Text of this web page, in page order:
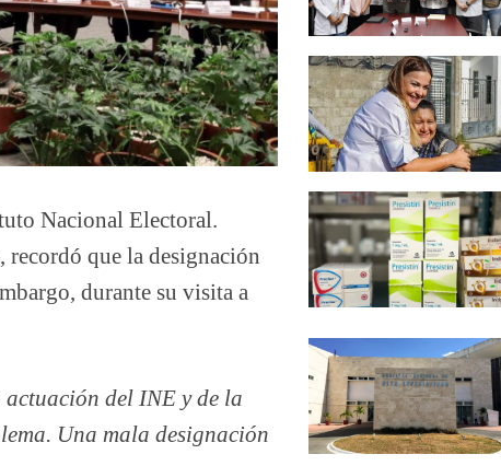
Nacional Electoral.
que la designación
durante su visita a
actuación del INE y de la
Una mala designación